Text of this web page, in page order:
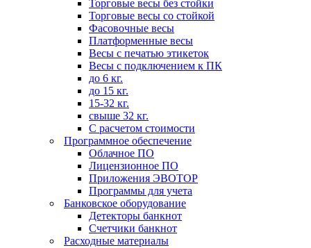
Торговые весы без стойки
Торговые весы со стойкой
Фасовочные весы
Платформенные весы
Весы с печатью этикеток
Весы с подключением к ПК
до 6 кг.
до 15 кг.
15-32 кг.
свыше 32 кг.
С расчетом стоимости
Программное обеспечение
Облачное ПО
Лицензионное ПО
Приложения ЭВОТОР
Программы для учета
Банковское оборудование
Детекторы банкнот
Счетчики банкнот
Расходные материалы